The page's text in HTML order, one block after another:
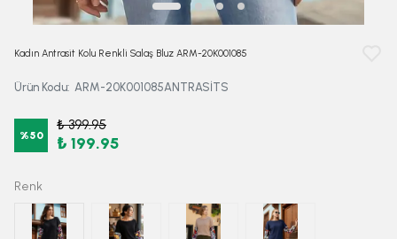
Kadın Antrasit Kolu Renkli Salaş Bluz ARM-20K001085
Ürün Kodu: ARM-20K001085ANTRASİTS
%50
₺ 399.95
₺ 199.95
Renk